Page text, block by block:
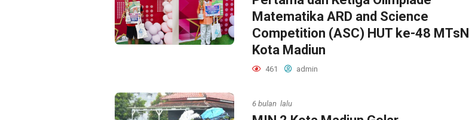
Matematika ARD and Science
Competition (ASC) HUT ke-48 MTsN
Kota Madiun
461 admin
6 bulan lalu